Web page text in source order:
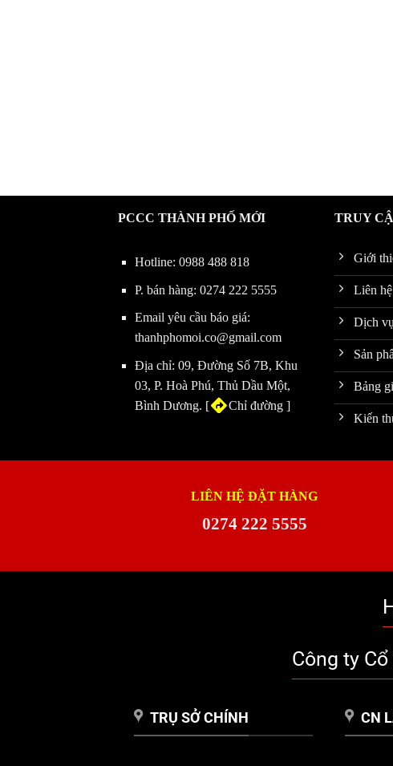
PCCC THÀNH PHỐ MỚI
Hotline: 0988 488 818
P. bán hàng: 0274 222 5555
Email yêu cầu báo giá:
thanhphomoi.co@gmail.com
Địa chỉ: 09, Đường Số 7B, Khu
03, P. Hoà Phú, Thủ Dầu Một,
Bình Dương. [
Chỉ đường]
TRUY
Giới
Liên
Dịch
Sản
Bảng
Kiến
LIÊN HỆ ĐẶT HÀNG
0274 222 5555
Công ty
TRỤ SỞ CHÍNH CN